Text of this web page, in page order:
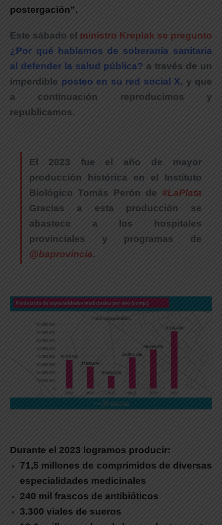
postergación”.
Este sábado el ministro Kreplak se pregunto
¿Por qué hablamos de soberanía sanitaria
al defender la salud pública? a través de un
imperdible posteo en su red social X, y que
a continuación reproducimos y
republicamos.
El 2023 fue el año de mayor
producción histórica en el Instituto
Biológico Tomás Perón de #LaPlata
Gracias a esta producción se
abastece a los hospitales
provinciales y programas de
@baprovincia.
Durante el 2023 logramos producir:
71,5 millones de comprimidos de diversas
especialidades medicinales
240 mil frascos de antibióticos
3.300 viales de sueros